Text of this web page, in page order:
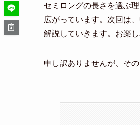
セミロングの長さを選ぶ
広がっています。次回は
解説していきます。お楽し
申し訳ありませんが、そ